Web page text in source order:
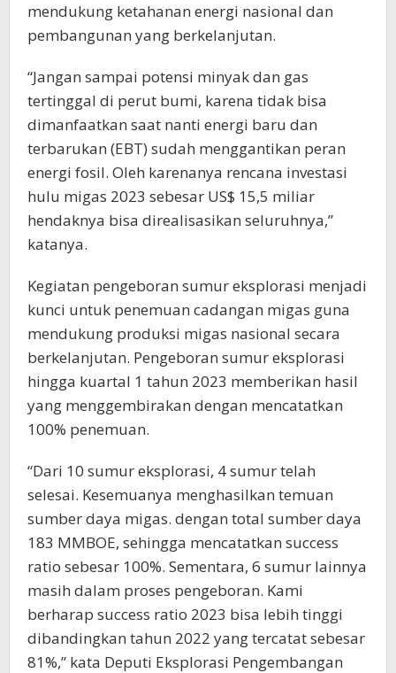
mendukung ketahanan energi nasional dan
pembangunan yang berkelanjutan.
“Jangan sampai potensi minyak dan gas
tertinggal di perut bumi, karena tidak bisa
dimanfaatkan saat nanti energi baru dan
terbarukan (EBT) sudah menggantikan peran
energi fosil. Oleh karenanya rencana investasi
hulu migas 2023 sebesar US$ 15,5 miliar
hendaknya bisa direalisasikan seluruhnya,”
katanya.
Kegiatan pengeboran sumur eksplorasi menjadi
kunci untuk penemuan cadangan migas guna
mendukung produksi migas nasional secara
berkelanjutan. Pengeboran sumur eksplorasi
hingga kuartal 1 tahun 2023 memberikan hasil
yang menggembirakan dengan mencatatkan
100% penemuan.
“Dari 10 sumur eksplorasi, 4 sumur telah
selesai. Kesemuanya menghasilkan temuan
sumber daya migas. dengan total sumber daya
183 MMBOE, sehingga mencatatkan success
ratio sebesar 100%. Sementara, 6 sumur lainnya
masih dalam proses pengeboran. Kami
berharap success ratio 2023 bisa lebih tinggi
dibandingkan tahun 2022 yang tercatat sebesar
81%,” kata Deputi Eksplorasi Pengembangan